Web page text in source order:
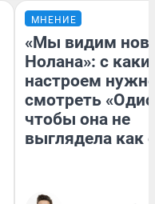
МНЕНИЕ
«Мы видим
Нолана»: с
настроем
смотреть
чтобы она не
выглядела как